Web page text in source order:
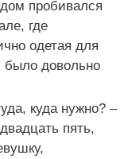
пробивался
где
одетая для
было довольно
куда нужно? –
пять,